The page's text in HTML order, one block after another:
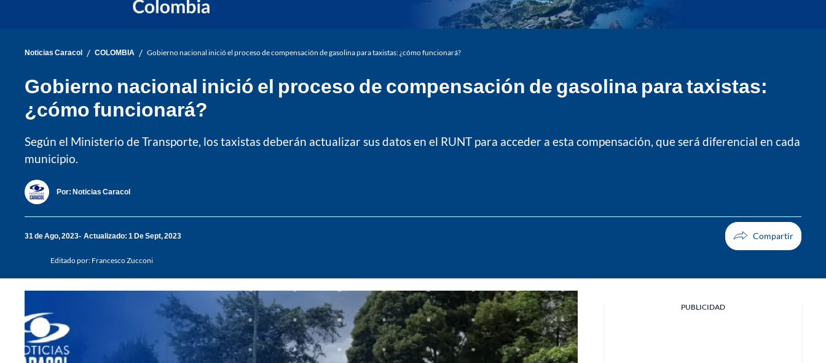
Noticias Caracol / COLOMBIA / Gobierno nacional inició el proceso de compensación de gasolina para taxistas: ¿cómo funcionará?
Gobierno nacional inició el proceso de compensación de gasolina para taxistas:
¿cómo funcionará?
Según el Ministerio de Transporte, los taxistas deberán actualizar sus datos en el RUNT para acceder a esta compensación, que será diferencial en cada
municipio.
Por: Noticias Caracol
31 de Ago, 2023 Actualizado: 1 De Sept, 2023
Editado por: Francesco Zucconi
PUBLICIDAD